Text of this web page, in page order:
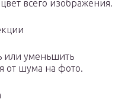
всего изображения.
или уменьшить
от шума на фото.